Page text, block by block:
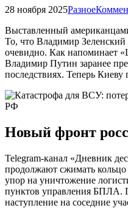
28 ноября 2025Разное
Выставленный
То, что Владимир Зеленский
очевидно. Как напоминает
Владимир Путин заранее
последствиях. Теперь Киеву
Новый фронт
Telegram-канал «Дневник
продолжают сжимать
упор на уничтожение
пунктов управления БПЛА.
наступление на соседние